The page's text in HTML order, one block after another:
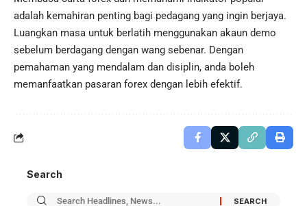
adalah kemahiran penting bagi pedagang yang ingin berjaya.
Luangkan masa untuk berlatih menggunakan akaun demo
sebelum berdagang dengan wang sebenar. Dengan
pemahaman yang mendalam dan disiplin, anda boleh
memanfaatkan pasaran forex dengan lebih efektif.
Search